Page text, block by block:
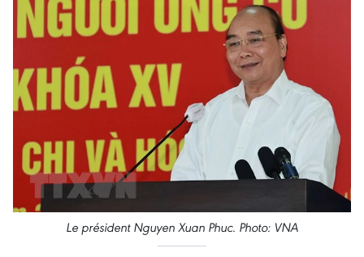
Le président Nguyen Xuan Phuc. Photo: VNA